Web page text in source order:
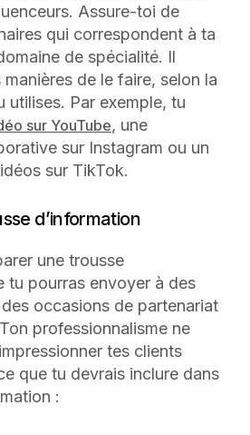
Assure-toi de
qui correspondent à ta
de spécialité. Il
de le faire, selon la
utilises. Par exemple, tu
sur YouTube, une
sur Instagram ou un
sur TikTok.
d’information
une trousse
tu pourras envoyer à des
occasions de partenariat
professionnalisme ne
tes clients
que tu devrais inclure dans
: